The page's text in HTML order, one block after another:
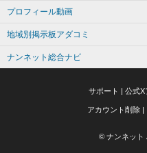
プロフィール動画
地域別掲示板アダコミ
ナンネット総合ナビ
サポート | 公式X
アカウント削除 |
© ナンネット